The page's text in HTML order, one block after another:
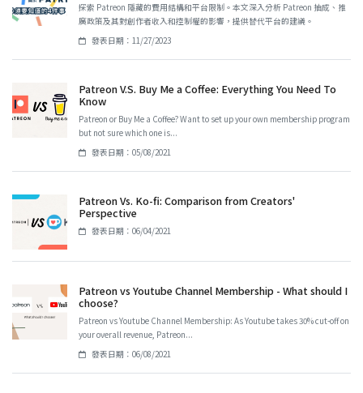
探索 Patreon 隱藏的費用結構和平台限制。本文深入分析 Patreon 抽成、推
廣政策及其對創作者收入和控制權的影響，提供替代平台的建議。
發表日期：11/27/2023
Patreon V.S. Buy Me a Coffee: Everything You Need To
Know
Patreon or Buy Me a Coffee? Want to set up your own membership program
but not sure which one is...
發表日期：05/08/2021
Patreon Vs. Ko-fi: Comparison from Creators'
Perspective
發表日期：06/04/2021
Patreon vs Youtube Channel Membership - What should I
choose?
Patreon vs Youtube Channel Membership: As Youtube takes 30% cut-off on
your overall revenue, Patreon...
發表日期：06/08/2021